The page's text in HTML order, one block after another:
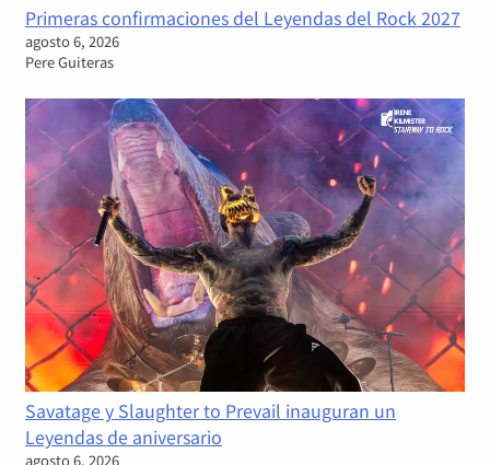
Primeras confirmaciones del Leyendas del Rock 2027
agosto 6, 2026
Pere Guiteras
Savatage y Slaughter to Prevail inauguran un
Leyendas de aniversario
agosto 6, 2026